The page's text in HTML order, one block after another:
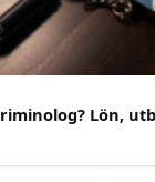
Lön,